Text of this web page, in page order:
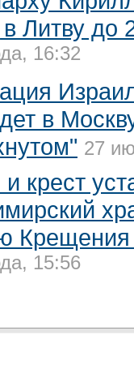
Литву до
16:32
в
27
и крест
Крещения
15:56